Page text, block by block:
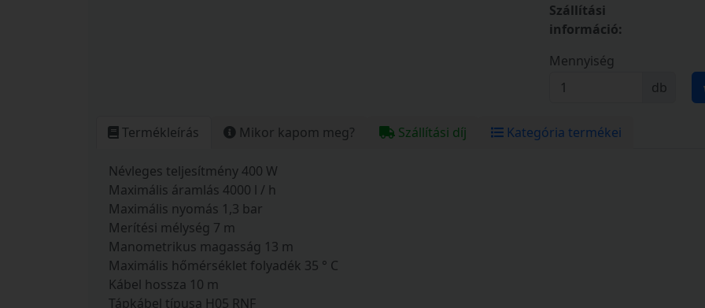
Szállítási
információ:
Mennyiség
db
Termékleírás Mikor kapom meg? Szállítási díj Kategória termékei
Névleges teljesítmény 400 W
Maximális áramlás 4000 l / h
Maximális nyomás 1,3 bar
Merítési mélység 7 m
Manometrikus magasság 13 m
Maximális hőmérséklet folyadék 35 ° C
Kábel hossza 10 m
Tápkábel típusa H05 RNF